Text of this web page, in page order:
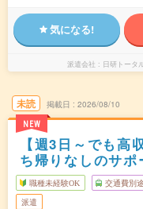
気になる!
派遣会社 日研トータ
未読
NEW
掲載日 2026/08/10
【週3日～でも高
ち帰りなしのサポ
職種未経験OK 交通費別
派遣